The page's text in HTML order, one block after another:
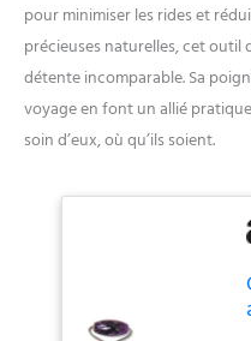
pour minimiser les rides et
précieuses naturelles, cet outil
détente incomparable. Sa
voyage en font un allié
soin d’eux, où qu’ils soient.